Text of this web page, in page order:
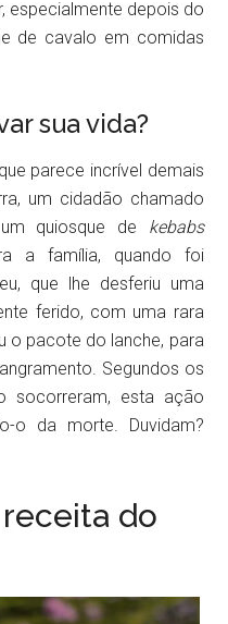
especialmente depois do
de cavalo em comidas
sua vida?
parece incrível demais
um cidadão chamado
quiosque de kebabs
a família, quando foi
que lhe desferiu uma
ferido, com uma rara
o pacote do lanche, para
Segundos os
socorreram, esta ação
o da morte. Duvidam?
receita do